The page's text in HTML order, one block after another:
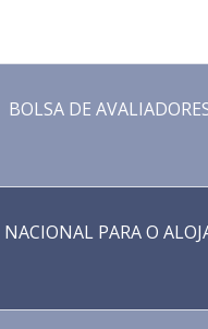
BOLSA DE
PARA O